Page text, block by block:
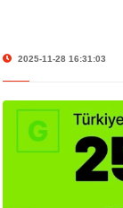
2025-11-28 16:31:03